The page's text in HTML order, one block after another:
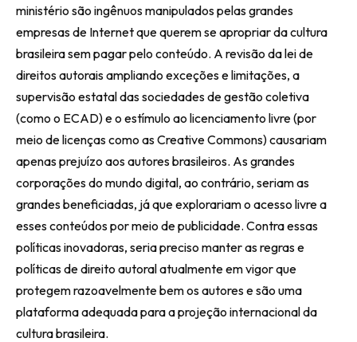
ministério são ingênuos manipulados pelas grandes
empresas de Internet que querem se apropriar da cultura
brasileira sem pagar pelo conteúdo. A revisão da lei de
direitos autorais ampliando exceções e limitações, a
supervisão estatal das sociedades de gestão coletiva
(como o ECAD) e o estímulo ao licenciamento livre (por
meio de licenças como as Creative Commons) causariam
apenas prejuízo aos autores brasileiros. As grandes
corporações do mundo digital, ao contrário, seriam as
grandes beneficiadas, já que explorariam o acesso livre a
esses conteúdos por meio de publicidade. Contra essas
políticas inovadoras, seria preciso manter as regras e
políticas de direito autoral atualmente em vigor que
protegem razoavelmente bem os autores e são uma
plataforma adequada para a projeção internacional da
cultura brasileira.